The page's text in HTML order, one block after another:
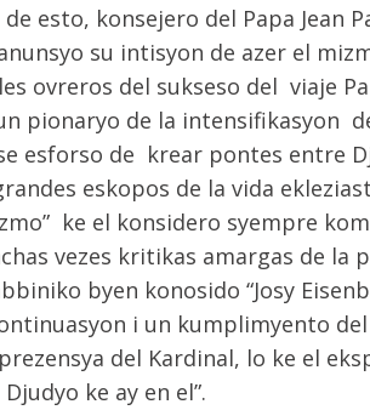
esto, konsejero del Papa Jean
su intisyon de azer el
ovreros del sukseso del viaje
pionaryo de la intensifikasyon
esforso de krear pontes entre
eskopos de la vida
ke el konsidero syempre
vezes kritikas amargas de la
byen konosido “Josy
i un kumplimyento
del Kardinal, lo ke el
ke ay en el”.